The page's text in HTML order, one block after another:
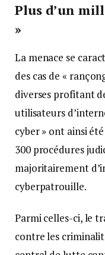
Plus d’un
»
La menace se
des cas de «
diverses profitant
utilisateurs
cyber » ont ainsi
300 procédures
majoritairement
cyberpatrouille.
Parmi celles-ci, le
contre les